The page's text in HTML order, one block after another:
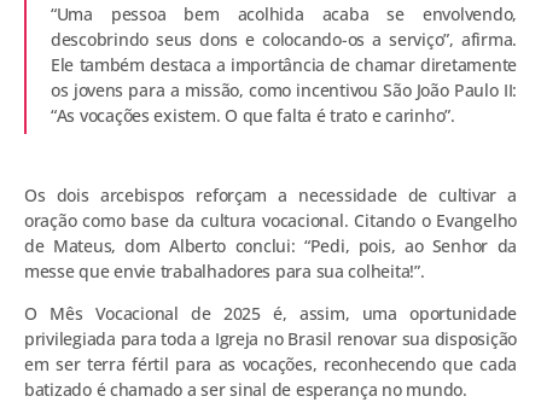
“Uma pessoa bem acolhida acaba se envolvendo,
descobrindo seus dons e colocando-os a serviço”, afirma.
Ele também destaca a importância de chamar diretamente
os jovens para a missão, como incentivou São João Paulo II:
“As vocações existem. O que falta é trato e carinho”.
Os dois arcebispos reforçam a necessidade de cultivar a
oração como base da cultura vocacional. Citando o Evangelho
de Mateus, dom Alberto conclui: “Pedi, pois, ao Senhor da
messe que envie trabalhadores para sua colheita!”.
O Mês Vocacional de 2025 é, assim, uma oportunidade
privilegiada para toda a Igreja no Brasil renovar sua disposição
em ser terra fértil para as vocações, reconhecendo que cada
batizado é chamado a ser sinal de esperança no mundo.